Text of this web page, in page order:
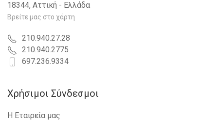
18344, Αττική - Ελλάδα
Βρείτε μας στο χάρτη
210.940.27.28
210.940.2775
697.236.9334
Χρήσιμοι Σύνδεσμοι
Η Εταιρεία μας